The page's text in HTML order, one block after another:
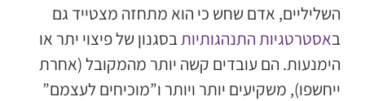
השליליים, אדם שחש כי הוא מתחזה מצטייד גם
באסטרטגיות התנהגותיותבסגנון של פיצוי יתר או
הימנעות. הם עובדים קשה יותר מהמקובל (אחרת
ייחשפו), משקיעים יותר ויותר ו”מוכיחים לעצמם”